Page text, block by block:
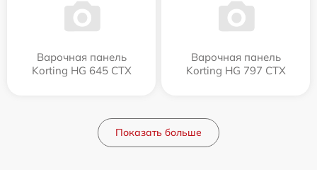
Варочная панель
Korting HG 645 CTX
Варочная панель
Korting HG 797 CTX
Показать больше